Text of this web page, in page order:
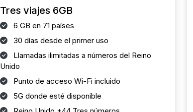
Tres viajes 6GB
6 GB en 71 países
30 días desde el primer uso
Llamadas ilimitadas a números del Reino
Unido
Punto de acceso Wi-Fi incluido
5G donde esté disponible